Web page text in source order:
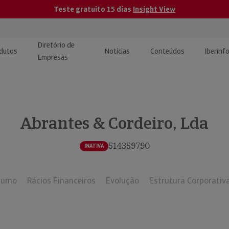
Teste gratuito 15 dias Insight View
e Monitorização de
Diretório de
Empresas
Notícias Conteúdos
| Estudos e
Abrantes & Cordeiro, Lda
INATIVA 514359790
Rácios Financeiros Evolução Estrutura Corporativa